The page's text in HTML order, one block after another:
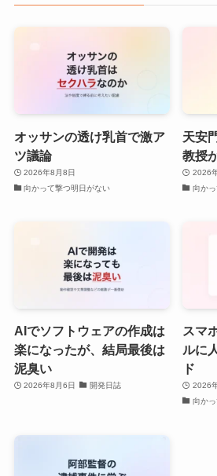
オッサンの透け乳首で激ア
ツ議論
2026年8月8日
向かって撃つ明日がない
天安
教授
2026
向か
AIでソフトウェアの作成は
楽になったが、結局最後は
泥臭い
2026年8月6日 開発日誌
スマ
ルに
ド
2026
向か